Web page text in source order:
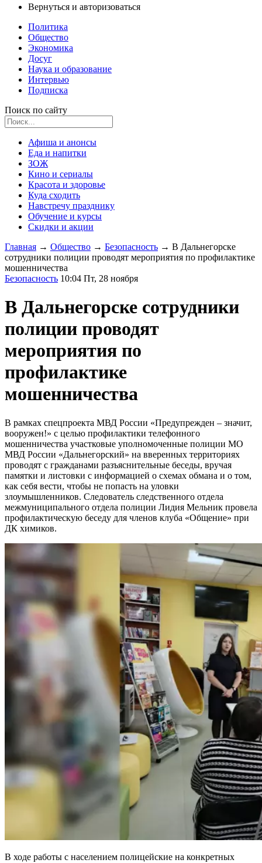
Вернуться и авторизоваться
Политика
Общество
Экономика
Досуг
Наука и образование
Интервью
Подписка
Поиск по сайту
Афиша и анонсы
Еда и напитки
ЗОЖ
Кино и сериалы
Красота и здоровье
Куда сходить
Навстречу празднику
Обучение и курсы
Скидки и акции
Главная → Общество → Безопасность → В Дальнегорске
сотрудники полиции проводят мероприятия по профилактике
мошенничества
Безопасность 10:04 Пт, 28 ноября
В Дальнегорске сотрудники
полиции проводят
мероприятия по
профилактике
мошенничества
В рамках спецпроекта МВД России «Предупрежден – значит,
вооружен!» с целью профилактики телефонного
мошенничества участковые уполномоченные полиции МО
МВД России «Дальнегорский» на вверенных территориях
проводят с гражданами разъяснительные беседы, вручая
памятки и листовки с информацией о схемах обмана и о том,
как себя вести, чтобы не попасть на уловки
злоумышленников. Следователь следственного отдела
межмуниципального отдела полиции Лидия Мельник провела
профилактическую беседу для членов клуба «Общение» при
ДК химиков.
В ходе работы с населением полицейские на конкретных